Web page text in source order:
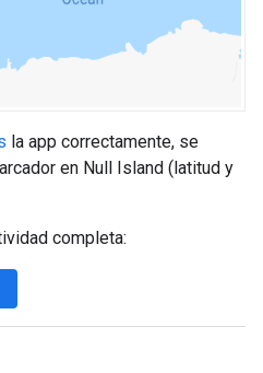
la app correctamente, se
en Null Island (latitud y
completa: